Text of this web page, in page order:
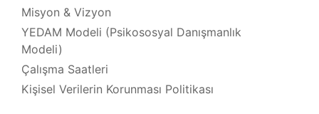
Misyon & Vizyon
YEDAM Modeli (Psikososyal Danışmanlık
Modeli)
Çalışma Saatleri
Kişisel Verilerin Korunması Politikası